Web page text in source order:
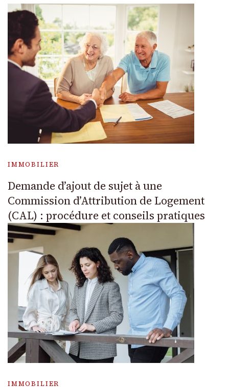
IMMOBILIER
Demande d’ajout de sujet à une
Commission d’Attribution de Logement
(CAL) : procédure et conseils pratiques
IMMOBILIER